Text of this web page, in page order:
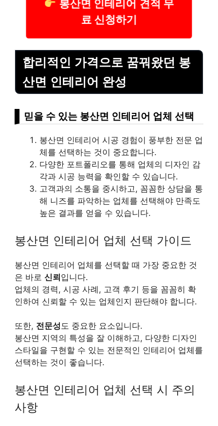
봉산면 인테리어 견적 무
료 신청하기
합리적인 가격으로 꿈꿔왔던 봉
산면 인테리어 완성
믿을 수 있는 봉산면 인테리어 업체 선택
봉산면 인테리어 시공 경험이 풍부한 전문 업
체를 선택하는 것이 중요합니다.
다양한 포트폴리오를 통해 업체의 디자인 감
각과 시공 능력을 확인할 수 있습니다.
고객과의 소통을 중시하고, 꼼꼼한 상담을 통
해 니즈를 파악하는 업체를 선택해야 만족도
높은 결과를 얻을 수 있습니다.
봉산면 인테리어 업체 선택 가이드
봉산면 인테리어 업체를 선택할 때 가장 중요한 것
은 바로 신뢰입니다.
업체의 경력, 시공 사례, 고객 후기 등을 꼼꼼히 확
인하여 신뢰할 수 있는 업체인지 판단해야 합니다.
또한, 전문성도 중요한 요소입니다.
봉산면 지역의 특성을 잘 이해하고, 다양한 디자인
스타일을 구현할 수 있는 전문적인 인테리어 업체를
선택하는 것이 좋습니다.
봉산면 인테리어 업체 선택 시 주의
사항